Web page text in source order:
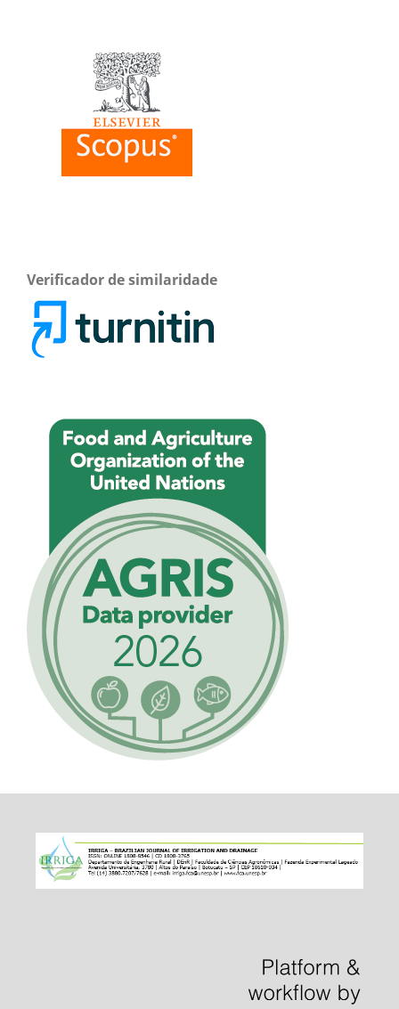
Verificador de similaridade